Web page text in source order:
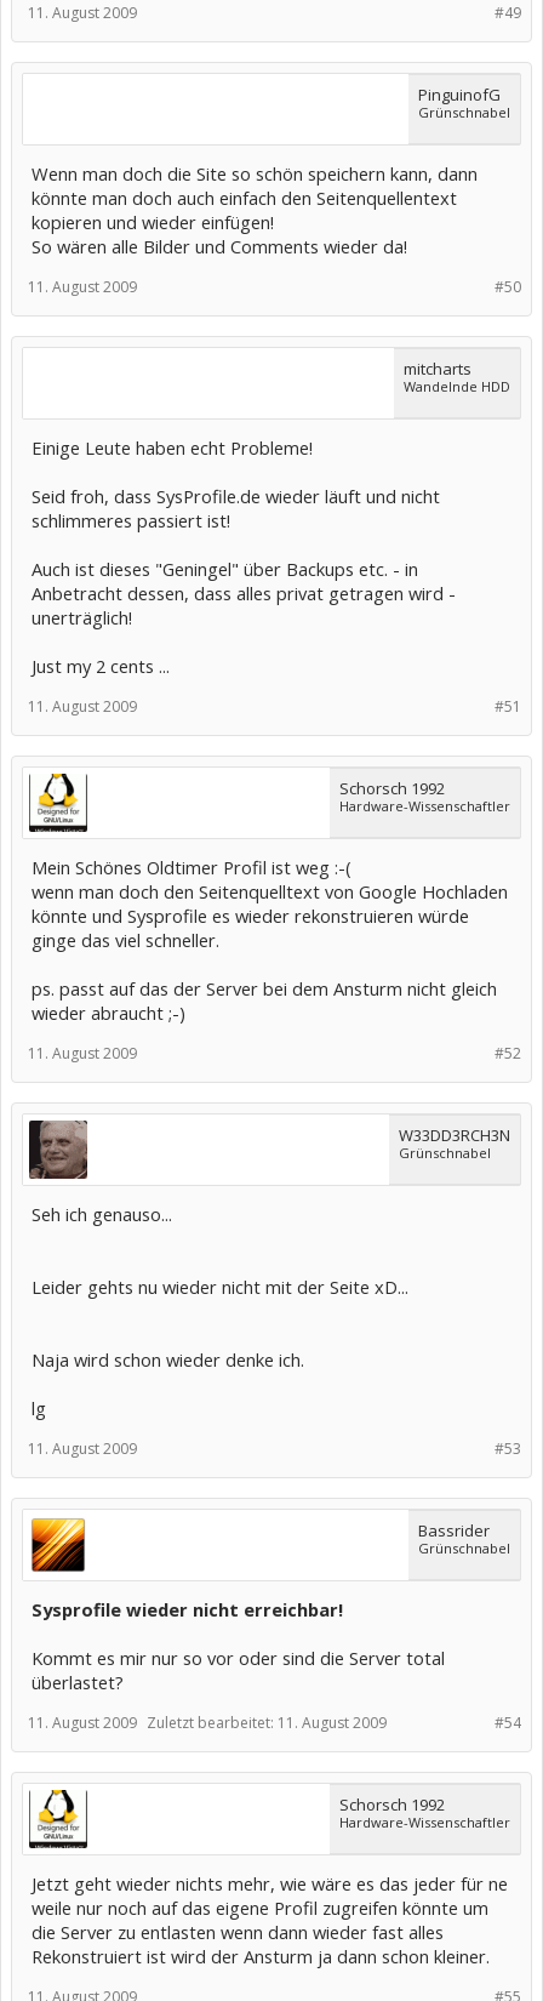
#49
11. August 2009
PinguinofG
Grünschnabel
Wenn man doch die Site so schön speichern kann, dann
könnte man doch auch einfach den Seitenquellentext
kopieren und wieder einfügen!
So wären alle Bilder und Comments wieder da!
#50
11. August 2009
mitcharts
Wandelnde HDD
Einige Leute haben echt Probleme!
Seid froh, dass SysProfile.de wieder läuft und nicht
schlimmeres passiert ist!
Auch ist dieses "Geningel" über Backups etc. - in
Anbetracht dessen, dass alles privat getragen wird -
unerträglich!
Just my 2 cents ...
#51
11. August 2009
Schorsch 1992
Hardware-Wissenschaftler
Mein Schönes Oldtimer Profil ist weg :-(
wenn man doch den Seitenquelltext von Google Hochladen
könnte und Sysprofile es wieder rekonstruieren würde
ginge das viel schneller.
ps. passt auf das der Server bei dem Ansturm nicht gleich
wieder abraucht ;-)
#52
11. August 2009
W33DD3RCH3N
Grünschnabel
Seh ich genauso...
Leider gehts nu wieder nicht mit der Seite xD...
Naja wird schon wieder denke ich.
lg
#53
11. August 2009
Bassrider
Grünschnabel
Sysprofile wieder nicht erreichbar!
Kommt es mir nur so vor oder sind die Server total
überlastet?
#54
11. August 2009 Zuletzt bearbeitet: 11. August 2009
Schorsch 1992
Hardware-Wissenschaftler
Jetzt geht wieder nichts mehr, wie wäre es das jeder für ne
weile nur noch auf das eigene Profil zugreifen könnte um
die Server zu entlasten wenn dann wieder fast alles
Rekonstruiert ist wird der Ansturm ja dann schon kleiner.
#55
11. August 2009